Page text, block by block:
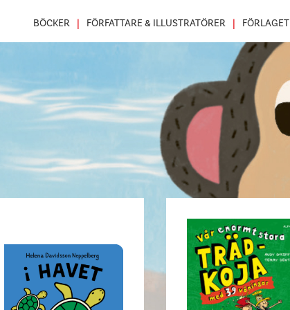
BÖCKER FÖRFATTARE & ILLUSTRATÖRER FÖRLAGET